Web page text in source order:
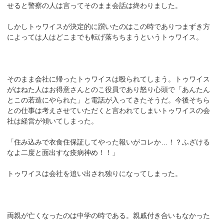
せると警察の人は言ってそのまま会話は終わりました。
しかしトゥワイスが決定的に躓いたのはこの時でありつまずき方
によっては人はどこまでも転げ落ちちまうというトゥワイス。
そのまま会社に帰ったトゥワイスは殴られてしまう。トゥワイス
がはねた人はお得意さんとのこ役員であり怒り心頭で「あんたん
とこの若造にやられた」と電話が入ってきたそうだ。今後そちら
との仕事は考えさせていただくと言われてしまいトゥワイスの会
社は経営が傾いてしまった。
「住み込みで衣食住保証してやった報いがコレか…！？ふざける
なよ二度と面出すな疫病神め！！」
トゥワイスは会社を追い出され独りになってしまった。
両親が亡くなったのは中学の時である。親戚付き合いもなかった